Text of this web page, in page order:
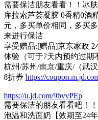
需要保洁朋友看看！！冰
库拉索芦荟凝胶 0香精0酒
元，多买单价相同，多买
来进行保洁
享受赠品:[赠品]京东家政
体验（可于7天内预约过期
杭州/苏州/南京/重庆/（武
8折券 https://
https://u.jd.com/9bvvPEp
需要保洁的朋友看看吧！
泡温和洗面奶【效期至24